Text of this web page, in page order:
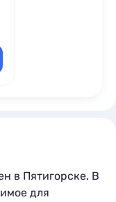
в Пятигорске. В
для